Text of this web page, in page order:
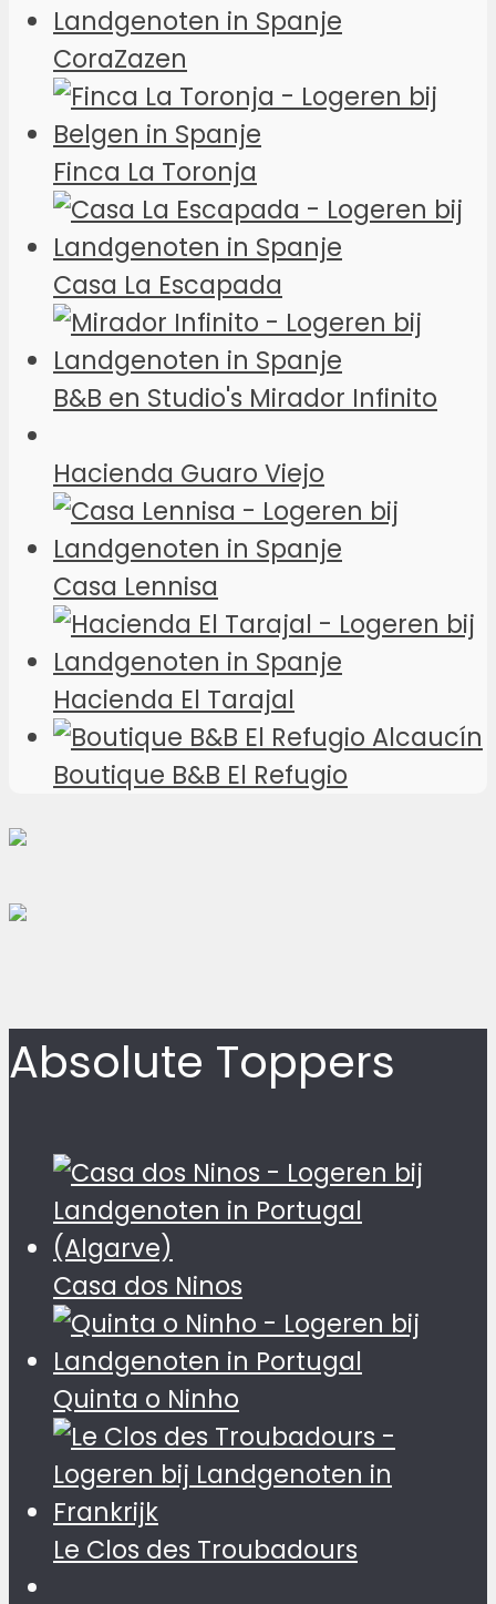
CoraZazen
Finca La Toronja
Casa La Escapada
B&B en Studio's Mirador Infinito
Hacienda Guaro Viejo
Casa Lennisa
Hacienda El Tarajal
Boutique B&B El Refugio
Absolute Toppers
Casa dos Ninos
Quinta o Ninho
Le Clos des Troubadours